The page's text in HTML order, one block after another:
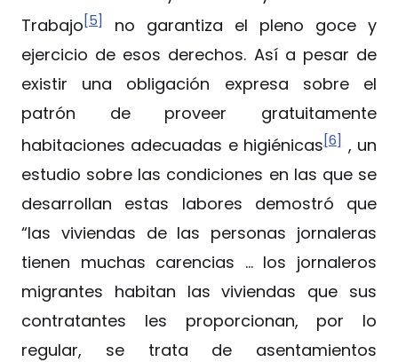
Trabajo[5]
no garantiza el pleno goce y
ejercicio de esos derechos. Así a pesar de
existir una obligación expresa sobre el
patrón de proveer gratuitamente
habitaciones adecuadas e higiénicas[6], un
estudio sobre las condiciones en las que se
desarrollan estas labores demostró que
“las viviendas de las personas jornaleras
tienen muchas carencias … los jornaleros
migrantes habitan las viviendas que sus
contratantes les proporcionan, por lo
regular, se trata de asentamientos